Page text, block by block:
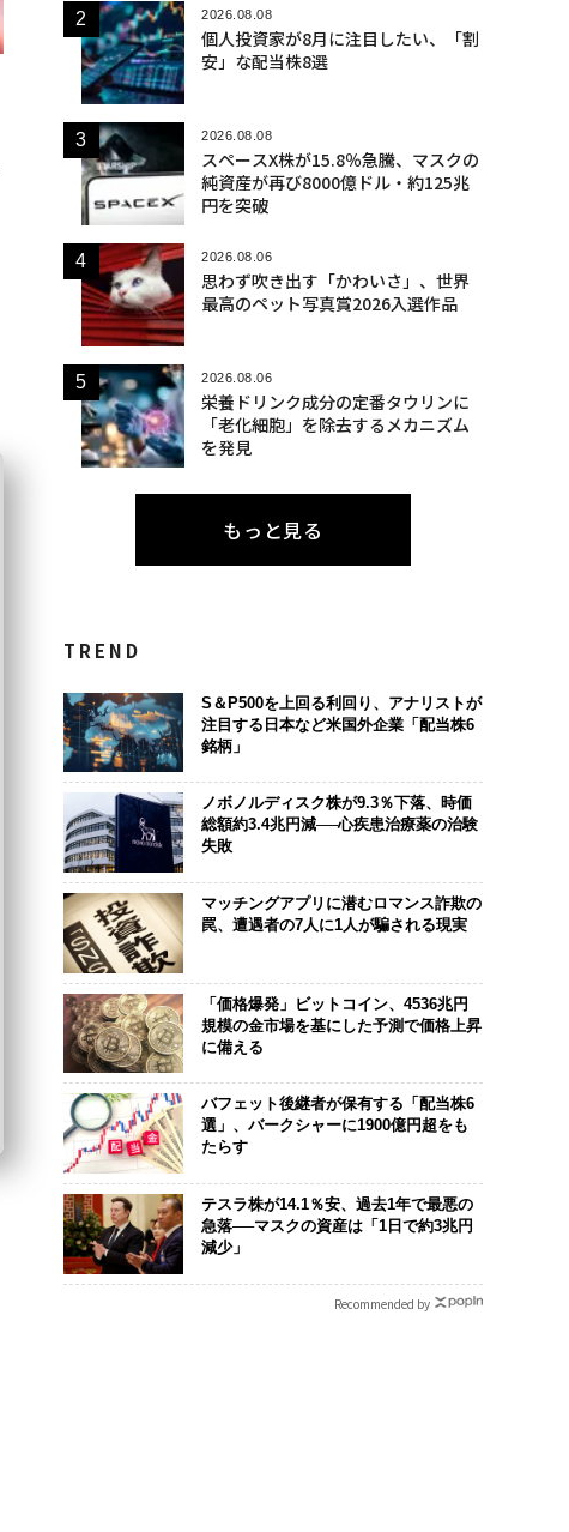
2026.08.08
個人投資家が8月に注目したい、「割
安」な配当株8選
2026.08.08
スペースX株が15.8％急騰、マスクの
純資産が再び8000億ドル・約125兆
円を突破
2026.08.06
思わず吹き出す「かわいさ」、世界
最高のペット写真賞2026入選作品
2026.08.06
栄養ドリンク成分の定番タウリンに
「老化細胞」を除去するメカニズム
を発見
もっと見る
TREND
S＆P500を上回る利回り、アナリストが
注目する日本など米国外企業「配当株6
銘柄」
ノボノルディスク株が9.3％下落、時価
総額約3.4兆円減──心疾患治療薬の治験
失敗
マッチングアプリに潜むロマンス詐欺の
罠、遭遇者の7人に1人が騙される現実
「価格爆発」ビットコイン、4536兆円
規模の金市場を基にした予測で価格上昇
に備える
バフェット後継者が保有する「配当株6
選」、バークシャーに1900億円超をも
たらす
テスラ株が14.1％安、過去1年で最悪の
急落──マスクの資産は「1日で約3兆円
減少」
Recommended by